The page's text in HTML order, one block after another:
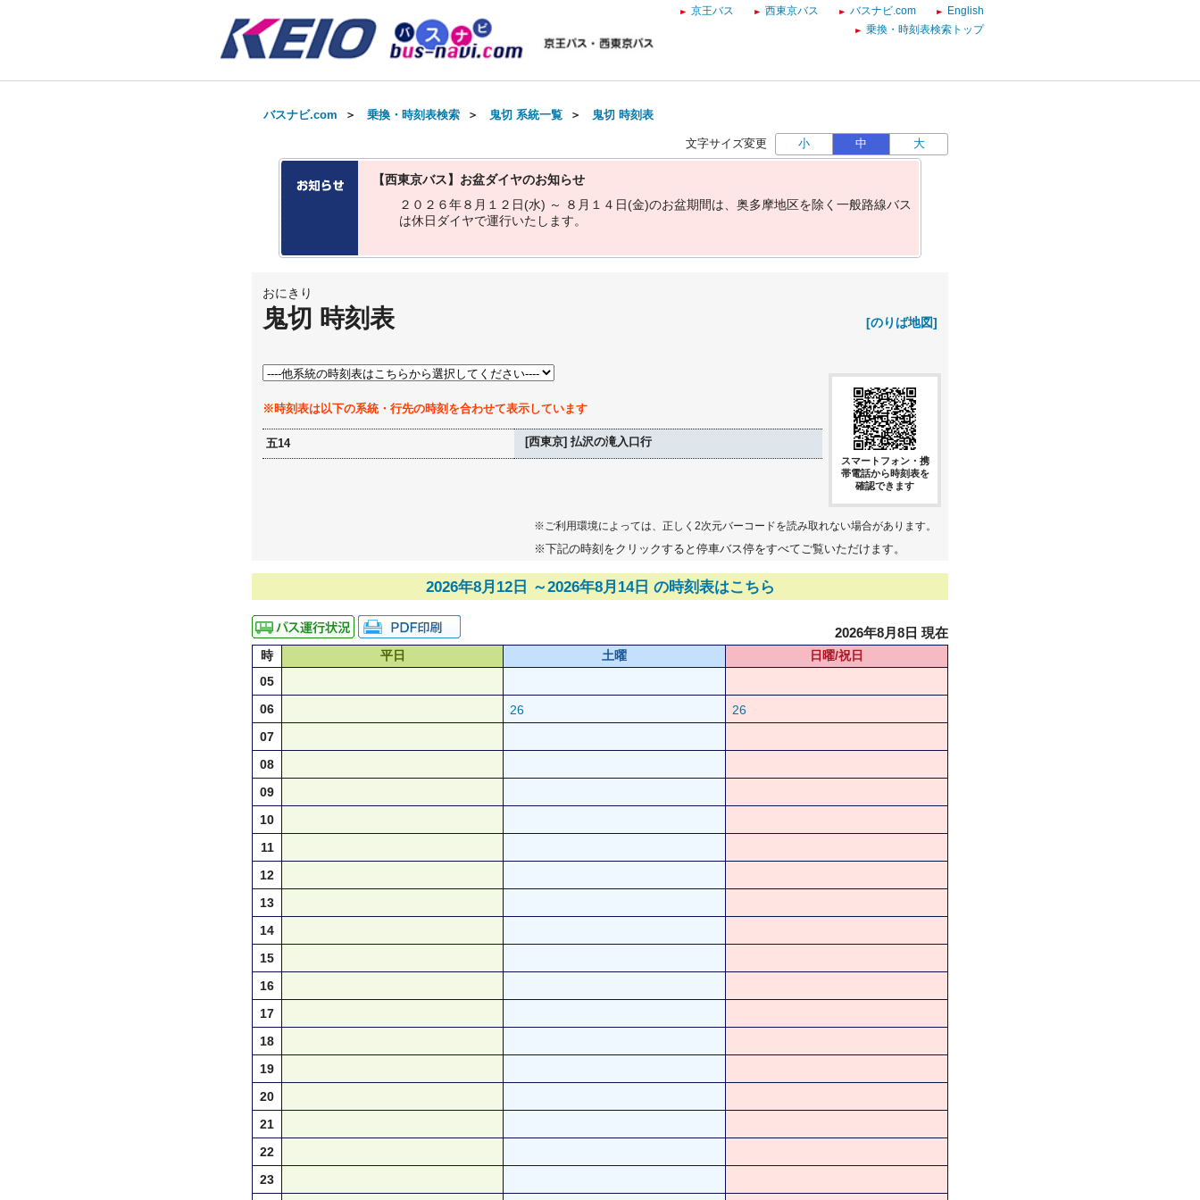
京王バス 西東京バス バスナビ.com
English
乗換・時刻表検索トップ
バスナビ.com ＞ 乗換・時刻表検索 ＞ 鬼切 系統一覧 ＞ 鬼切 時刻表
文字サイズ変更 小 中 大
【西東京バス】お盆ダイヤのお知らせ
２ ０ ２ ６年８ 月 １ ２ 日(水) ～ ８ 月 １ ４ 日(金)のお盆期間は 奥多摩地区を除 く 一般路線バス
は休日 ダイヤで運行いた し ます。
おにきり
鬼切 時刻表 [のりば地図]
※時刻表は以下の系統・行先の時刻を合わせて表示しています
五14 [西東京] 払沢の滝入口行
スマートフォン・携
帯電話から時刻表を
確認できます
※ご利用環境によっては、正しく2次元バーコードを読み取れない場合があります。
※下記の時刻をクリックすると停車バス停をすべてご覧いただけます。
2026年8月12日 ～2026年8月14日 の時刻表はこちら
2026年8月8日 現在
時 平日 土曜
日曜/祝日
05
06
26
26
07
08
09
10
11
12
13
14
15
16
17
18
19
20
21
22
23